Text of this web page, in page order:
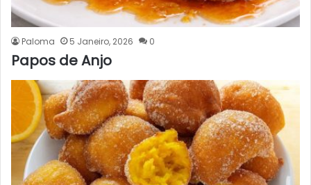
Paloma 5 Janeiro, 2026 0
Papos de Anjo